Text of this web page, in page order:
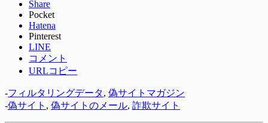
Share
Pocket
Hatena
Pinterest
LINE
コメント
URLコピー
-フィルタリングデータ, 偽サイトマガジン
-偽サイト , 偽サイトのメール, 詐欺サイト